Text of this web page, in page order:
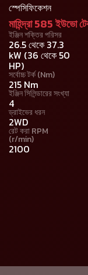
স্পেসিফিকেশন
মাহিন্দ্রা 585 ইউভো
ইঞ্জিন শক্তির পরিসর
26.5 থেকে 37.3
kW (36 থেকে 50
HP)
সর্বোচ্চ টর্ক (Nm)
215 Nm
ইঞ্জিন সিলিন্ডারের সংখ্যা
4
ড্রাইভের ধরন
2WD
রেট করা RPM
(r/min)
2100